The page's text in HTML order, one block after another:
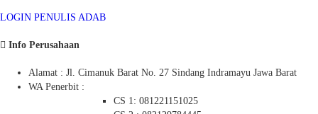
LOGIN PENULIS ADAB
Info Perusahaan
Alamat : Jl. Cimanuk Barat No. 27 Sindang Indramayu Jawa Barat
WA Penerbit :
CS 1: 081221151025